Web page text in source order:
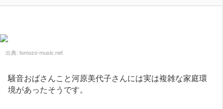
出典: tomozo-music.net
騒音おばさんこと河原美代子さんには実は複雑な家庭環
境があったそうです。